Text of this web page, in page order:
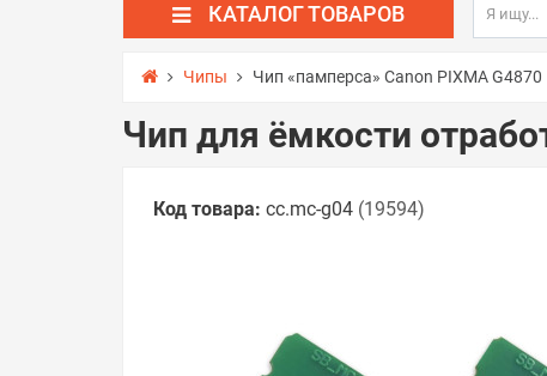
КАТАЛОГ ТОВАРОВ
Чипы Чип «памперса» Canon PIXMA G4870
Чип для ёмкости
Код товара: cc.mc-g04 (19594)